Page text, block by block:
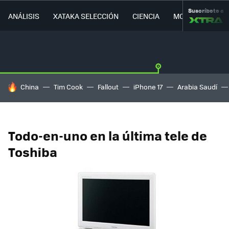
ANÁLISIS XATAKA SELECCIÓN CIENCIA MOVILIDAD
Suscríbete a
HOY SE HABLA DE
China Tim Cook Fallout iPhone 17 Arabia Saudí
Todo-en-uno en la última tele de
Toshiba